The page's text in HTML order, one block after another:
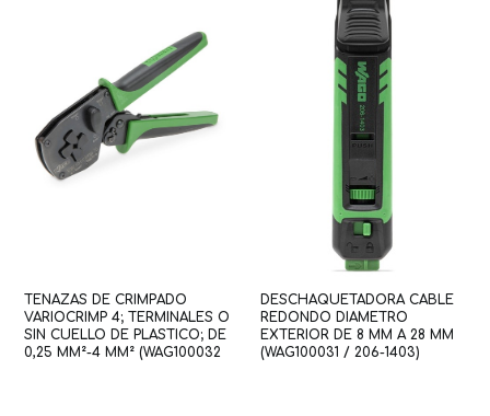
TENAZAS DE CRIMPADO
VARIOCRIMP 4; TERMINALES O
SIN CUELLO DE PLASTICO; DE
0,25 MM²-4 MM² (WAG100032
DESCHAQUETADORA CABLE
REDONDO DIAMETRO
EXTERIOR DE 8 MM A 28 MM
(WAG100031 / 206-1403)